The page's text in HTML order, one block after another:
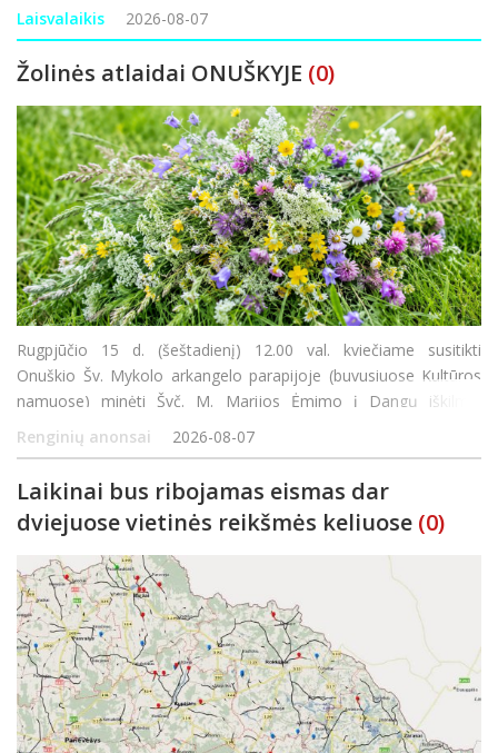
bažnyčią, o šventoriuje pina ilgą, žolynų bendrystės ju
Laisvalaikis 2026-08-07
Žolinės atlaidai ONUŠKYJE (0)
Rugpjūčio 15 d. (šeštadienį) 12.00 val. kviečiame susitikti
Onuškio Šv. Mykolo arkangelo parapijoje (buvusiuose Kultūros
namuose) minėti Švč. M. Marijos Ėmimo į Dangų iškilmę.
Šventės metu bus aukojamos Šv. Mišios, laiminamas metų derli
Renginių anonsai 2026-08-07
Laikinai bus ribojamas eismas dar
dviejuose vietinės reikšmės keliuose (0)